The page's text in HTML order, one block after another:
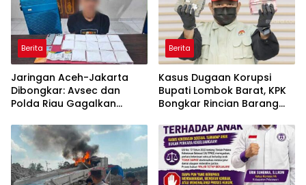
Berita
Jaringan Aceh-Jakarta
Dibongkar: Avsec dan
Polda Riau Gagalkan
di Bandara SSK II
Berita
Kasus Dugaan Korupsi
Bupati Lombok Barat, KPK
Bongkar Rincian Barang